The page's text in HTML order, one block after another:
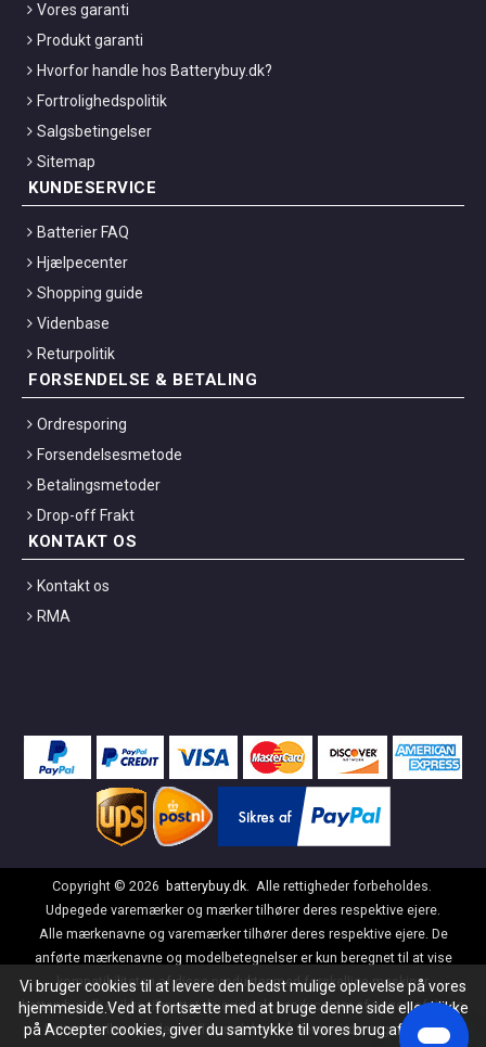
Vores garanti
Produkt garanti
Hvorfor handle hos Batterybuy.dk?
Fortrolighedspolitik
Salgsbetingelser
Sitemap
KUNDESERVICE
Batterier FAQ
Hjælpecenter
Shopping guide
Videnbase
Returpolitik
FORSENDELSE & BETALING
Ordresporing
Forsendelsesmetode
Betalingsmetoder
Drop-off Frakt
KONTAKT OS
Kontakt os
RMA
Copyright © 2026 batterybuy.dk. Alle rettigheder forbeholdes.
Udpegede varemærker og mærker tilhører deres respektive ejere.
Alle mærkenavne og varemærker tilhører deres respektive ejere. De
anførte mærkenavne og modelbetegnelser er kun beregnet til at vise
kompatibiliteten af disse produkter med forskellige maskiner.
batterybuy.dk er ikke tilknyttet de originale producenter af nogen af disse
batterier eller opladere. Alle produkter på denne side er generiske
Vi bruger cookies til at levere den bedst mulige oplevelse på vores
hjemmeside.Ved at fortsætte med at bruge denne side eller klikke
på Accepter cookies, giver du samtykke til vores brug af cookies.